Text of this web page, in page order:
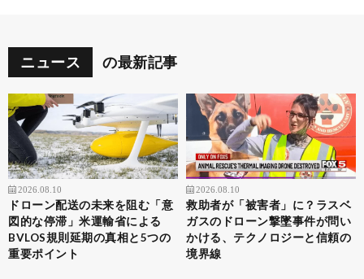
ニュース の最新記事
2026.08.10
ドローン配送の未来を阻む「意
図的な停滞」米運輸省による
BVLOS規則延期の真相と5つの
重要ポイント
2026.08.10
救助者が「被害者」に？ラスベ
ガスのドローン撃墜事件が問い
かける、テクノロジーと信頼の
境界線